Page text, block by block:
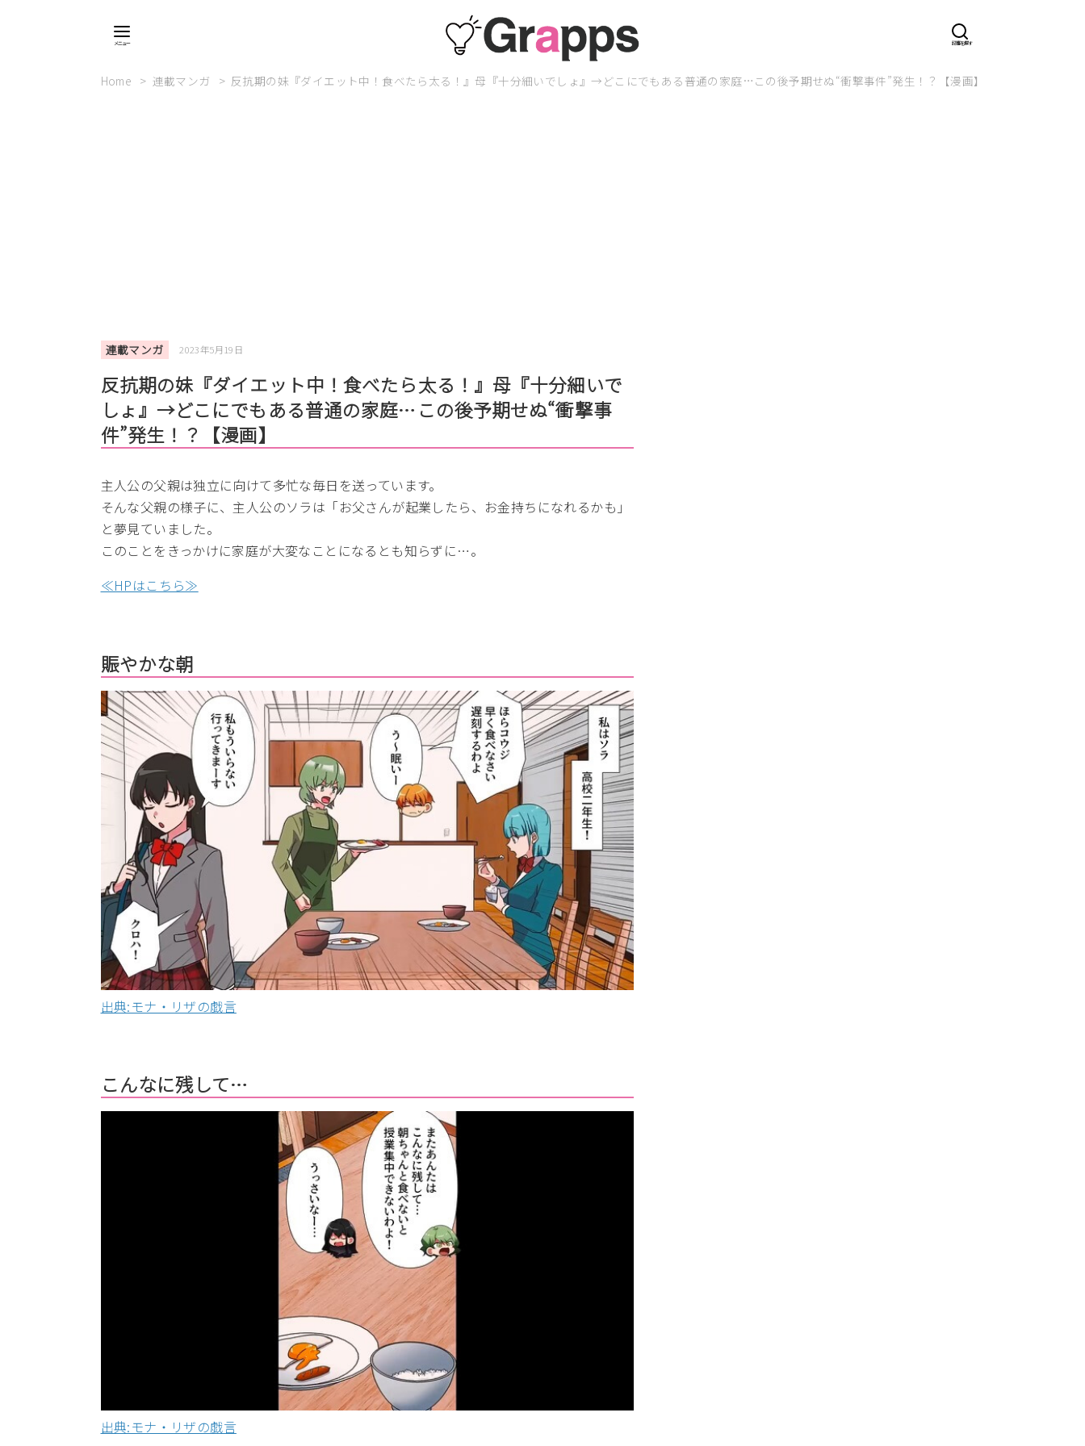
Home 連載マンガ 反抗期の妹『ダイエット中！食べたら太る！』母『十分細いでしょ』→どこにでもある普通の家庭…この後予期せぬ“衝撃事件”発生！？【漫画】
連載マンガ 2023年5月19日
反抗期の妹『ダイエット中！食べたら太る！』母『十分細いで
しょ』→どこにでもある普通の家庭…この後予期せぬ“衝撃事
件”発生！？【漫画】
主人公の父親は独立に向けて多忙な毎日を送っています。
そんな父親の様子に、主人公のソラは「お父さんが起業したら、お金持ちになれるかも」
と夢見ていました。
このことをきっかけに家庭が大変なことになるとも知らずに…。
≪HPはこちら≫
賑やかな朝
出典:モナ・リザの戯言
こんなに残して…
出典:モナ・リザの戯言